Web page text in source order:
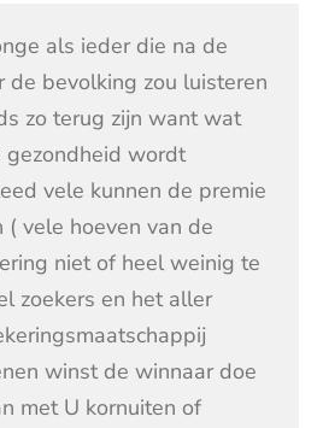
als ieder die na de
de bevolking zou luisteren
zo terug zijn want wat
gezondheid wordt
vele kunnen de premie
vele hoeven van de
niet of heel weinig te
zoekers en het aller
winst de winnaar doe
met U kornuiten of